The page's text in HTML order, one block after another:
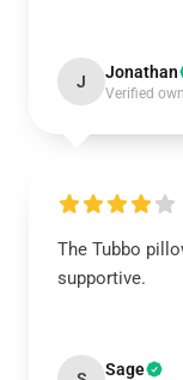
J Jonathan
Verified
The Tubbo
supportive.
Sage